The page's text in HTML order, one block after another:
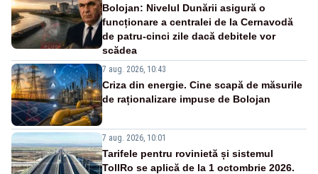
Bolojan: Nivelul Dunării asigură o
funcționare a centralei de la Cernavodă
de patru-cinci zile dacă debitele vor
scădea
7 aug. 2026, 10:43
Criza din energie. Cine scapă de măsurile
de raționalizare impuse de Bolojan
7 aug. 2026, 10:01
Tarifele pentru rovinietă și sistemul
TollRo se aplică de la 1 octombrie 2026.